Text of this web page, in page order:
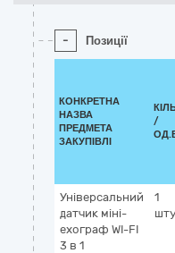
- Позиції
КОНКРЕТНА
НАЗВА
ПРЕДМЕТА
ЗАКУПІВЛІ
/
Універсальний
датчик міні-
ехограф WI-FI
3 в 1
1